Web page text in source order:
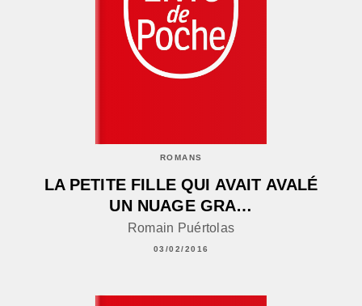
ROMANS
LA PETITE FILLE QUI AVAIT AVALÉ
UN NUAGE GRA…
Romain Puértolas
03/02/2016